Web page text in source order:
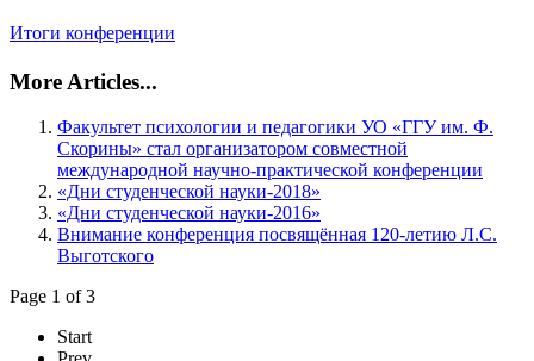
Итоги конференции
More Articles...
Факультет психологии и педагогики УО «ГГУ им. Ф.
Скорины» стал организатором совместной
международной научно-практической конференции
«Дни студенческой науки-2018»
«Дни студенческой науки-2016»
Внимание конференция посвящённая 120-летию Л.С.
Выготского
Page 1 of 3
Start